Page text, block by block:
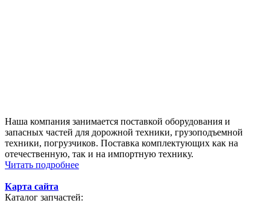
Наша компания занимается поставкой оборудования и
запасных частей для дорожной техники, грузоподъемной
техники, погрузчиков. Поставка комплектующих как на
отечественную, так и на импортную технику.
Читать подробнее
Карта сайта
Каталог запчастей: